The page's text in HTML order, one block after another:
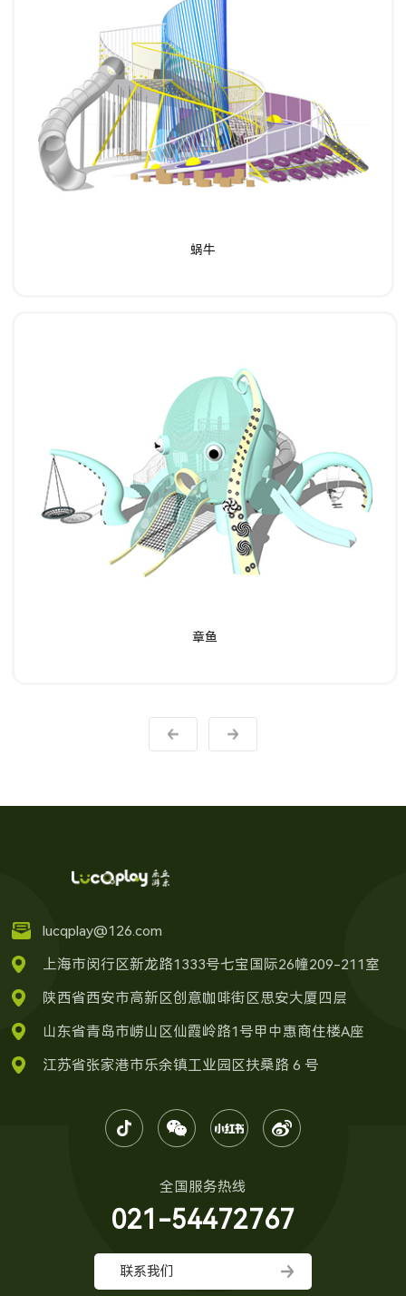
蜗牛
章鱼
lucqplay@126.com
上海市闵行区新龙路1333号七宝国际26幢209-211室
陕西省西安市高新区创意咖啡街区思安大厦四层
山东省青岛市崂山区仙霞岭路1号甲中惠商住楼A座
江苏省张家港市乐余镇工业园区扶桑路 6 号
全国服务热线
021-54472767
联系我们